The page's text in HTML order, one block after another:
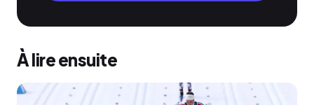
À lire ensuite